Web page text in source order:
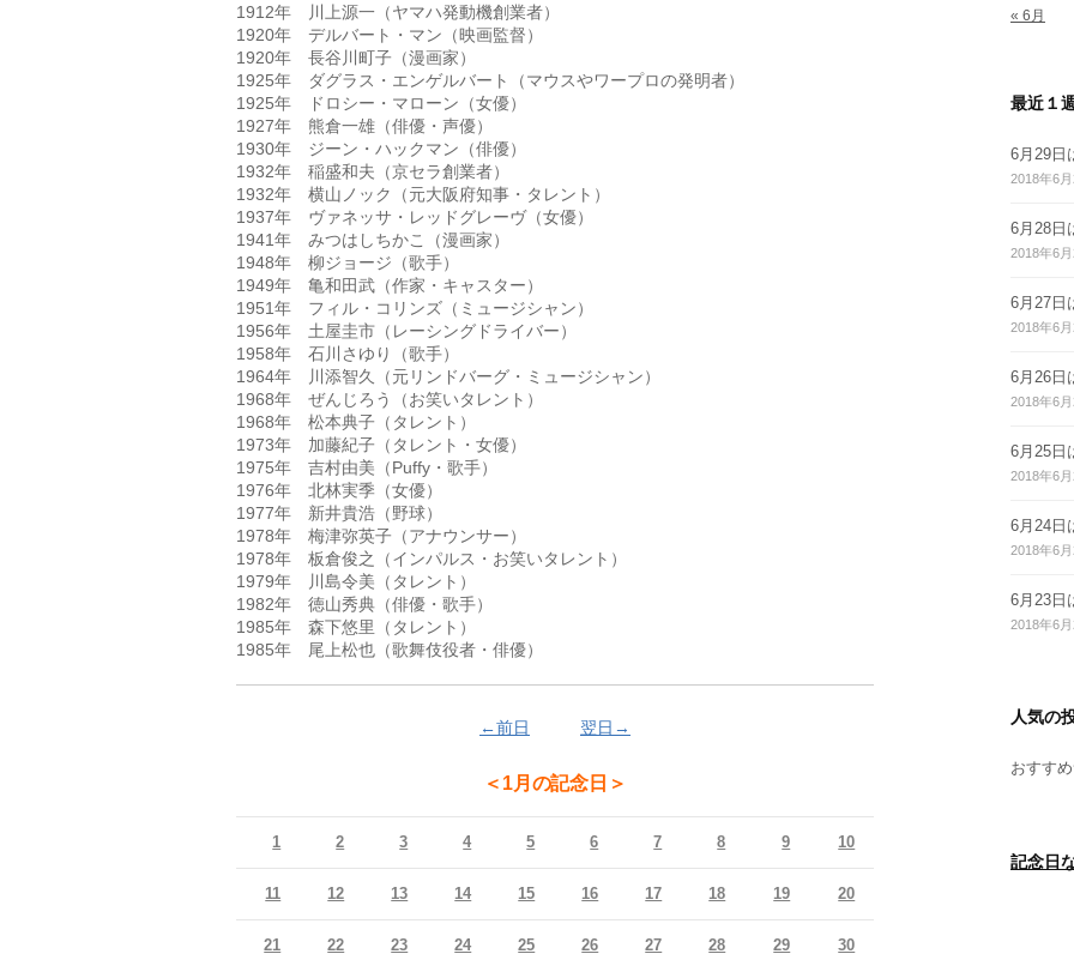
1912年　川上源一（ヤマハ発動機創業者）
1920年　デルバート・マン（映画監督）
1920年　長谷川町子（漫画家）
1925年　ダグラス・エンゲルバート（マウスやワープロの発明者）
1925年　ドロシー・マローン（女優）
1927年　熊倉一雄（俳優・声優）
1930年　ジーン・ハックマン（俳優）
1932年　稲盛和夫（京セラ創業者）
1932年　横山ノック（元大阪府知事・タレント）
1937年　ヴァネッサ・レッドグレーヴ（女優）
1941年　みつはしちかこ（漫画家）
1948年　柳ジョージ（歌手）
1949年　亀和田武（作家・キャスター）
1951年　フィル・コリンズ（ミュージシャン）
1956年　土屋圭市（レーシングドライバー）
1958年　石川さゆり（歌手）
1964年　川添智久（元リンドバーグ・ミュージシャン）
1968年　ぜんじろう（お笑いタレント）
1968年　松本典子（タレント）
1973年　加藤紀子（タレント・女優）
1975年　吉村由美（Puffy・歌手）
1976年　北林実季（女優）
1977年　新井貴浩（野球）
1978年　梅津弥英子（アナウンサー）
1978年　板倉俊之（インパルス・お笑いタレント）
1979年　川島令美（タレント）
1982年　徳山秀典（俳優・歌手）
1985年　森下悠里（タレント）
←前日 翌日→
＜1月の記念日＞
1 2 3 4 5 6 7 8 9 10
11 12 13 14 15 16 17 18 19 20
21 22 23 24 25 26 27 28 29 30
« 6月
最近１
6月29日
2018年6月
6月28日
2018年6月
6月27日
2018年6月
6月26日
2018年6月
6月25日
2018年6月
6月24日
2018年6月
6月23日
2018年6月
人気の
おすす
記念日